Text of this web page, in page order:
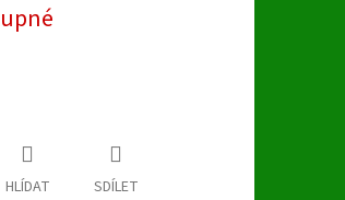
HLÍDAT SDÍLET